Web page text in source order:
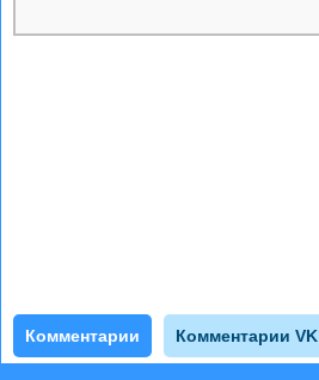
Комментарии Комментарии VK